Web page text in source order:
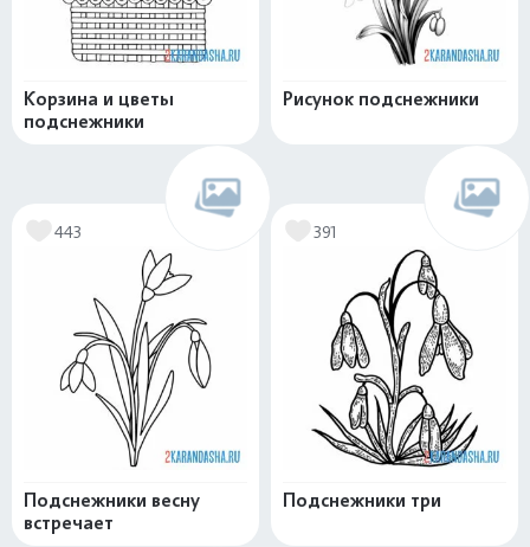
Корзина и цветы
подснежники
Рисунок подснежники
443
Подснежники весну
встречает
391
Подснежники три